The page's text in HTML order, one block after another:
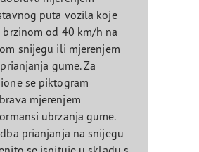
puta vozila koje
brzinom od 40 km/h na
snijegu ili mjerenjem
gume. Za
se piktogram
mjerenjem
ubrzanja gume.
prianjanja na snijegu